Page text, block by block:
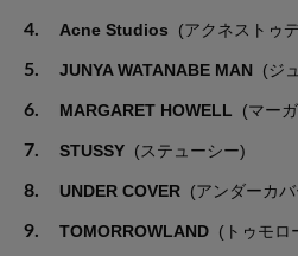
4. Acne Studios (アクネストゥ
5. JUNYA WATANABE MAN (ジ
6. MARGARET HOWELL (マー
7. STUSSY (ステューシー)
8. UNDER COVER (アンダーカ
9. TOMORROWLAND (トゥモロ